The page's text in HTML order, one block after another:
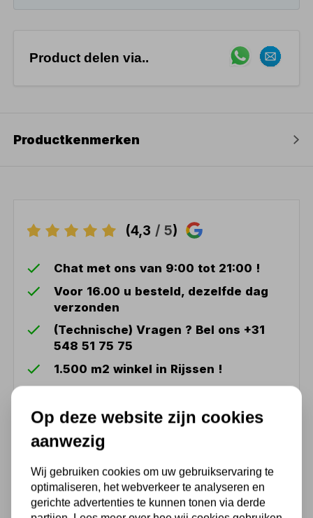
Product delen via..
Productkenmerken
(4,3 / 5)
Chat met ons van 9:00 tot 21:00 !
Voor 16.00 u besteld, dezelfde dag
verzonden
(Technische) Vragen ? Bel ons +31
548 51 75 75
1.500 m2 winkel in Rijssen !
Ook handig
Butaan potje 190 gram
Op deze website zijn cookies
aanwezig
Wij gebruiken cookies om uw gebruikservaring te
optimaliseren, het webverkeer te analyseren en
gerichte advertenties te kunnen tonen via derde